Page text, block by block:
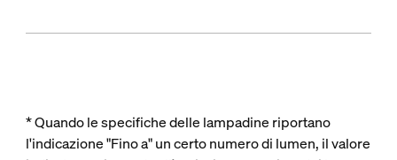
* Quando le specifiche delle lampadine riportano
l'indicazione "Fino a" un certo numero di lumen, il valore